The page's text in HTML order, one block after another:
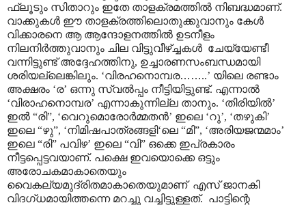
ഫ്ലൂടും സിതാറും ഇതേ താളക്രമത്തിൽ നിബദ്ധമാണ്.
വാക്കുകൾ ഈ താളക്രത്തിലൊതുക്കുവാനും കേൾ
വിക്കാരനെ ആ ആന്ദോളനത്തിൽ ഉടനീളം
നിലനിർത്തുവാനും ചില വിട്ടുവീഴ്ച്ചകൾ ചേയ്യേണ്ടീ
വന്നിട്ടുണ്ട് അദ്ദേഹത്തിനു, ഉച്ചാരണസംബന്ധമായി
ശരിയല്ലെങ്കിലും. ‘വിരഹനൊമ്പര……..’ യിലെ രണ്ടാം
അക്ഷരം ‘ര’ ഒന്നു സ്വൽ‌പ്പം നീട്ടിയിട്ടുണ്ട്. എന്നാൽ
‘വിരാഹനൊമ്പര’ എന്നാകുന്നില്ല താനും. ‘തിരിയിൽ’
ഇൽ “രി”, ‘വെറുമൊരോർമ്മതൻ’ ഇലെ ‘റു’, ‘തഴുകി’
ഇലെ “ഴു”, ‘നിമിഷപാത്രങ്ങളി‘ലെ “മി”, ‘അരിയജന്മമാം’
ഇലെ “രി” പവിഴ’ ഇലെ “വി” ഒക്കെ ഇപ്രകാരം
നീട്ടപ്പെട്ടവയാണ്. പക്ഷെ ഇവയൊക്കെ ഒട്ടും
അരോചകമാകാതെയും
വൈകല്യമുദ്രിതമാകാതെയുമാണ് എസ് ജാനകി
വിദഗ്ധമായിത്തന്നെ മറച്ചു വച്ചിട്ടുള്ളത്. പാട്ടിന്റെ